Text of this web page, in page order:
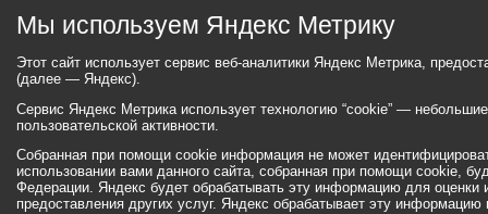
Мы используем Яндекс Метрику
Этот сайт использует сервис веб-аналитики Яндекс Метрика,
(далее — Яндекс).
Сервис Яндекс Метрика использует технологию “cookie” —
пользовательской активности.
Собранная при помощи cookie информация не может
использовании вами данного сайта, собранная при помощи cookie,
Федерации. Яндекс будет обрабатывать эту информацию для оценки
предоставления других услуг. Яндекс обрабатывает эту